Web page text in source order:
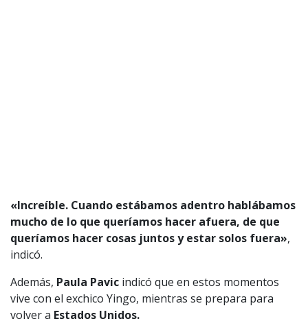
«Increíble. Cuando estábamos adentro hablábamos
mucho de lo que queríamos hacer afuera, de que
queríamos hacer cosas juntos y estar solos fuera»,
indicó.
Además, Paula Pavic indicó que en estos momentos
vive con el exchico Yingo, mientras se prepara para
volver a Estados Unidos.